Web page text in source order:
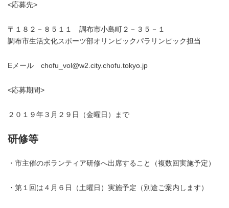
<応募先>
〒１８２－８５１１ 調布市小島町２－３５－１
調布市生活文化スポーツ部オリンピックパラリンピック担当
Eメール chofu_vol@w2.city.chofu.tokyo.jp
<応募期間>
２０１９年３月２９日（金曜日）まで
研修等
・市主催のボランティア研修へ出席すること（複数回実施予定）
・第１回は４月６日（土曜日）実施予定（別途ご案内します）